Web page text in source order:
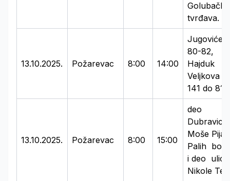
Golubačka
tvrđava.
13.10.2025. Požarevac 8:00 14:00
80-82,
Hajduk
Veljkova
141 do 81
13.10.2025. Požarevac 8:00 15:00
deo
Dubravice:
Moše
Palih
i deo ulice
Nikole